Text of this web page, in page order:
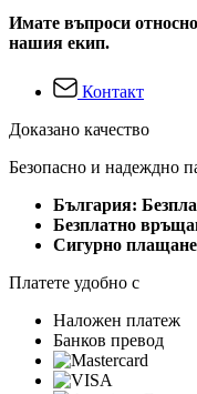
Имате въпроси
нашия екип.
Контакт
Доказано качество
Безопасно и надеждно
България:
Безплатно
Сигурно плащане
Платете удобно с
Наложен платеж
Банков превод